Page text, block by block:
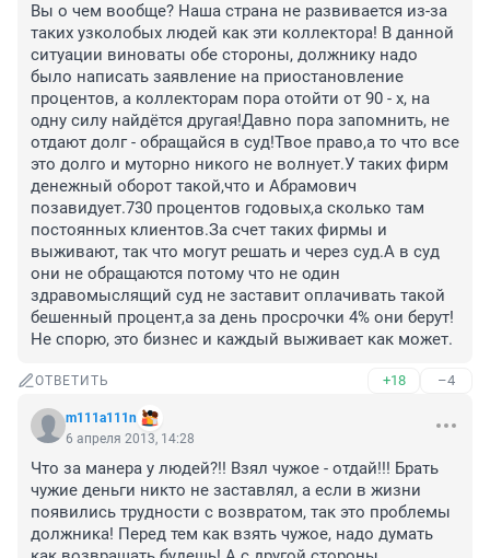
Вы о чем вообще? Наша страна не развивается из-за
таких узколобых людей как эти коллектора! В данной
ситуации виноваты обе стороны, должнику надо
было написать заявление на приостановление
процентов, а коллекторам пора отойти от 90 - х, на
одну силу найдётся другая!Давно пора запомнить, не
отдают долг - обращайся в суд!Твое право,а то что все
это долго и муторно никого не волнует.У таких фирм
денежный оборот такой,что и Абрамович
позавидует.730 процентов годовых,а сколько там
постоянных клиентов.За счет таких фирмы и
выживают, так что могут решать и через суд.А в суд
они не обращаются потому что не один
здравомыслящий суд не заставит оплачивать такой
бешенный процент,а за день просрочки 4% они берут!
Не спорю, это бизнес и каждый выживает как может.
ОТВЕТИТЬ +18 –4
m111a111n
6 апреля 2013, 14:28
Что за манера у людей?!! Взял чужое - отдай!!! Брать
чужие деньги никто не заставлял, а если в жизни
появились трудности с возвратом, так это проблемы
должника! Перед тем как взять чужое, надо думать